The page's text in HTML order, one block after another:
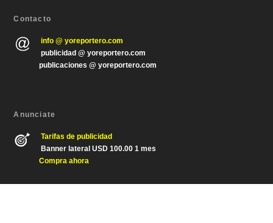
Contacto
info @ yoreportero.com
publicidad @ yoreportero.com
publicaciones @ yoreportero.com
Anunciate
Tarifas de publicidad
Banner lateral USD 100.00 1 mes
Compra ahora